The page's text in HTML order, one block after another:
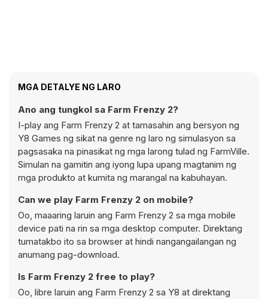
MGA DETALYE NG LARO
Ano ang tungkol sa Farm Frenzy 2?
I-play ang Farm Frenzy 2 at tamasahin ang bersyon ng
Y8 Games ng sikat na genre ng laro ng simulasyon sa
pagsasaka na pinasikat ng mga larong tulad ng FarmVille.
Simulan na gamitin ang iyong lupa upang magtanim ng
mga produkto at kumita ng marangal na kabuhayan.
Can we play Farm Frenzy 2 on mobile?
Oo, maaaring laruin ang Farm Frenzy 2 sa mga mobile
device pati na rin sa mga desktop computer. Direktang
tumatakbo ito sa browser at hindi nangangailangan ng
anumang pag-download.
Is Farm Frenzy 2 free to play?
Oo, libre laruin ang Farm Frenzy 2 sa Y8 at direktang